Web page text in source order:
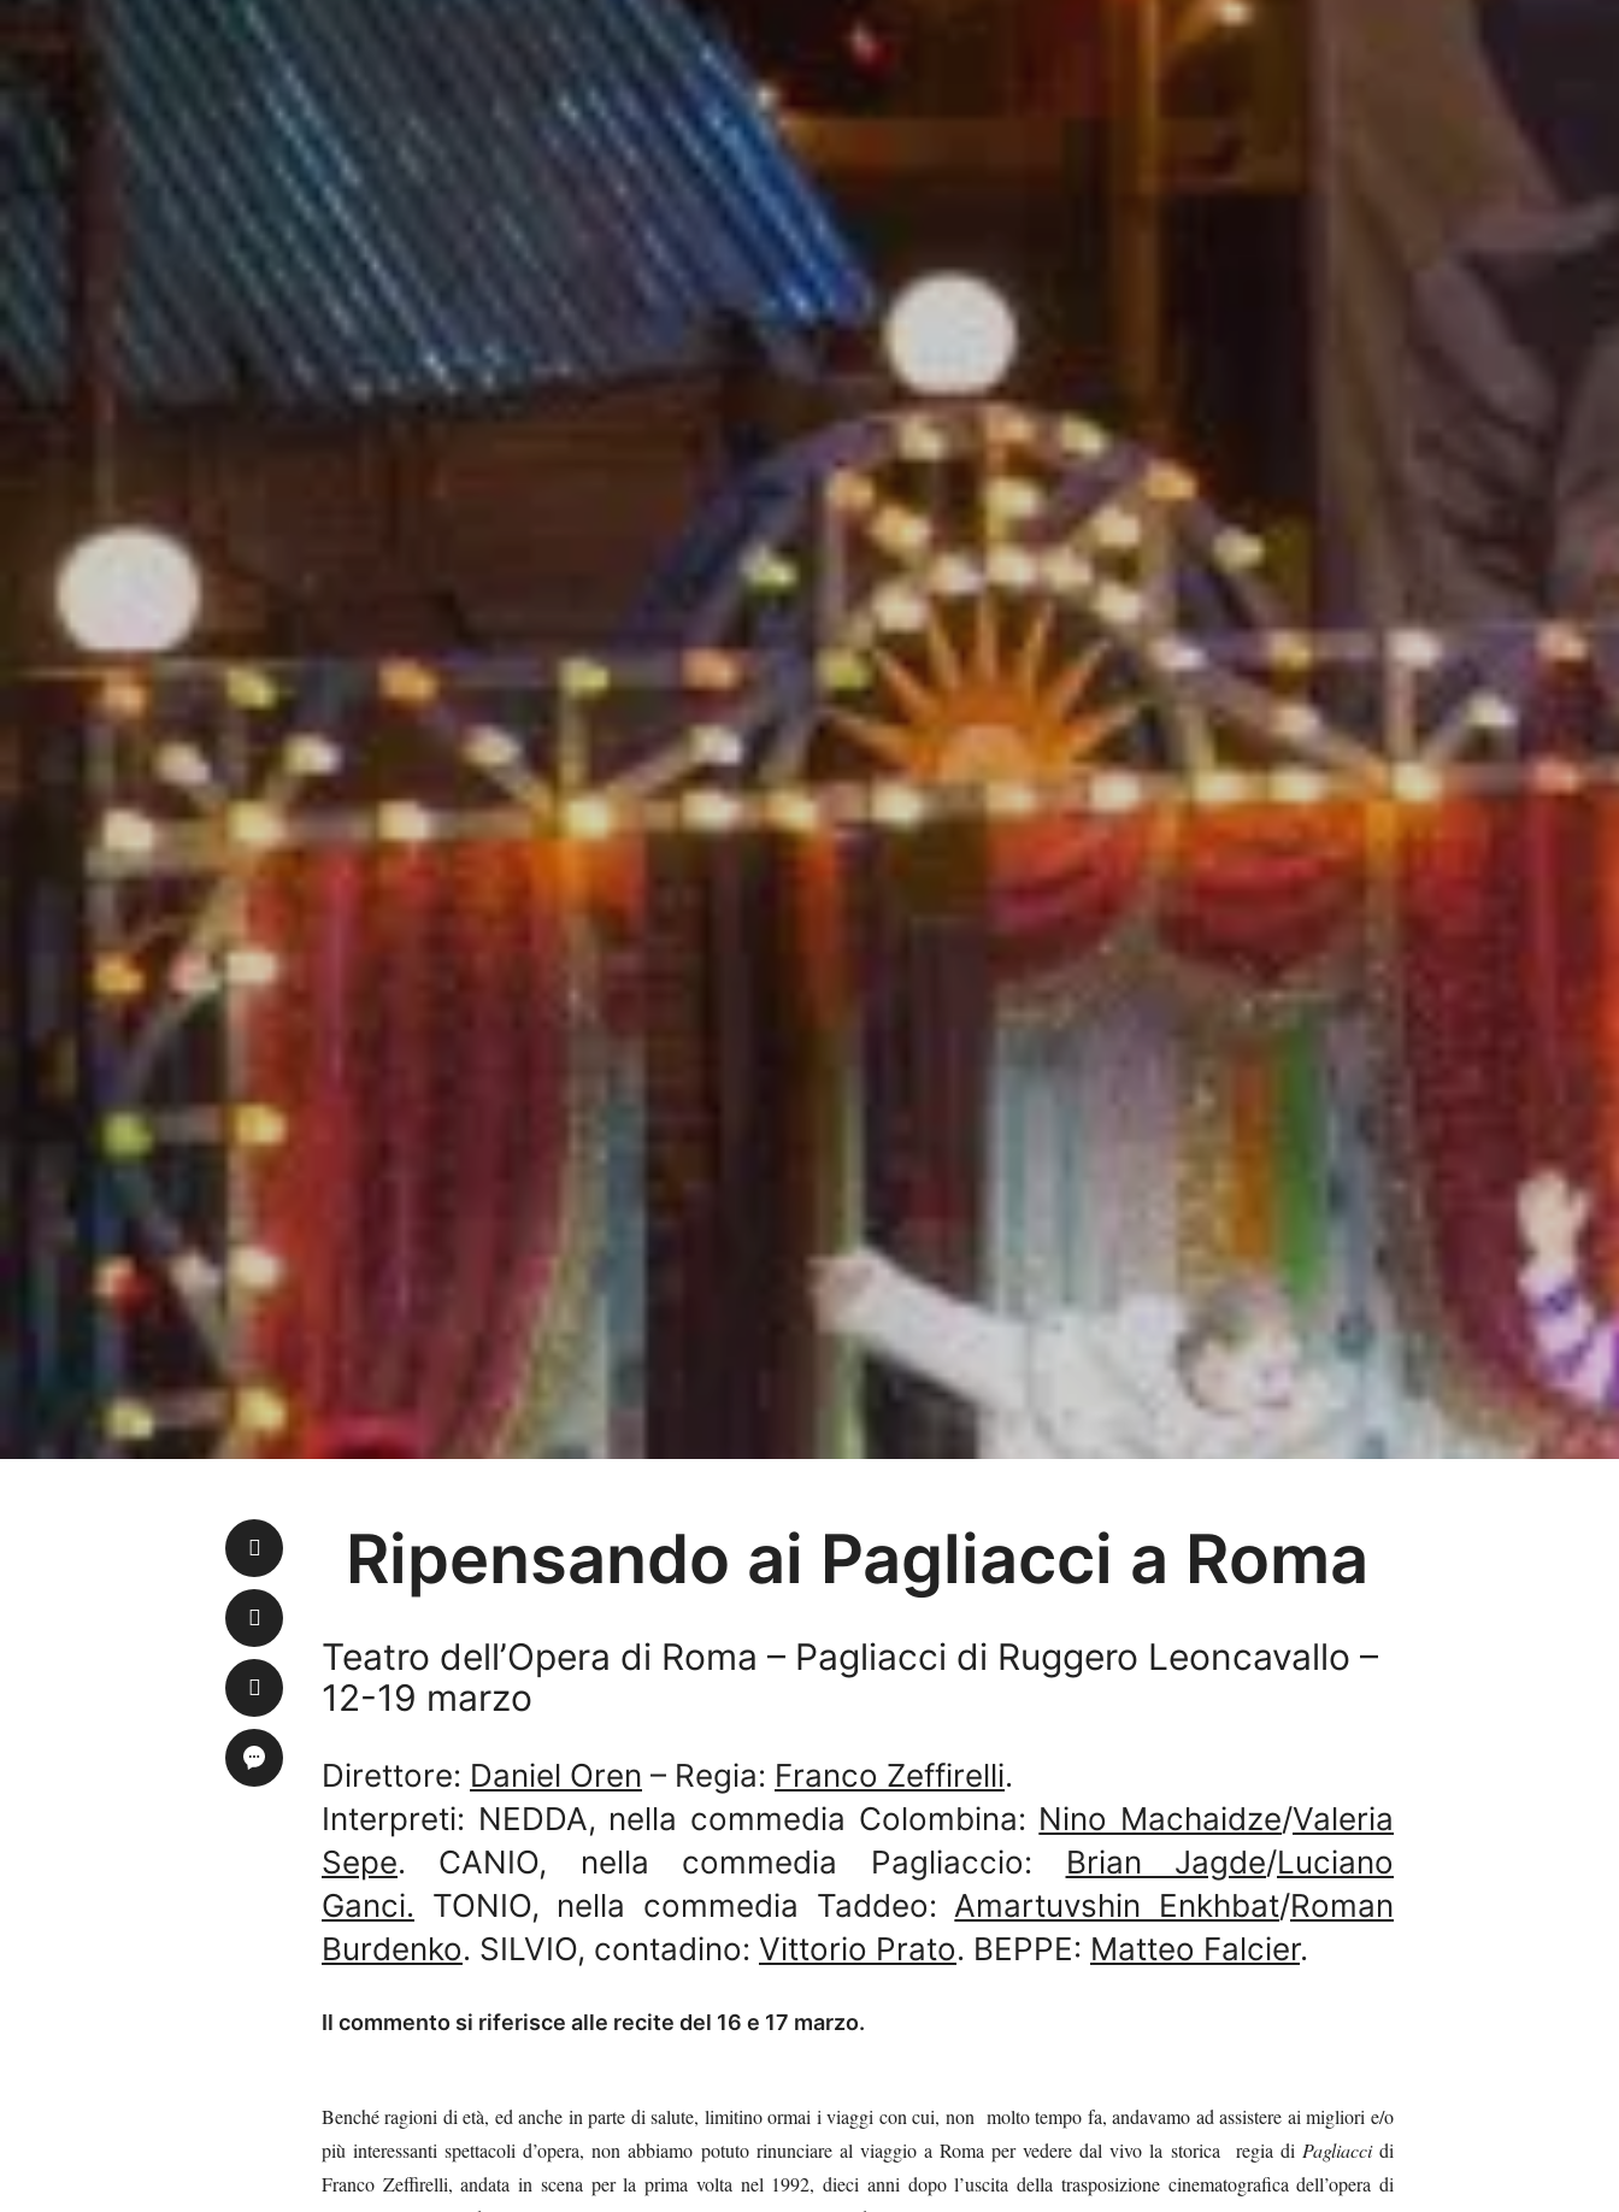
Ripensando ai Pagliacci a Roma
Teatro dell’Opera di Roma – Pagliacci di Ruggero Leoncavallo –
12-19 marzo
Direttore: Daniel Oren – Regia: Franco Zeffirelli.
Interpreti: NEDDA, nella commedia Colombina: Nino Machaidze/Valeria
Sepe. CANIO, nella commedia Pagliaccio: Brian Jagde/Luciano
Ganci. TONIO, nella commedia Taddeo: Amartuvshin Enkhbat/Roman
Burdenko. SILVIO, contadino: Vittorio Prato. BEPPE: Matteo Falcier.
Il commento si riferisce alle recite del 16 e 17 marzo.
Benché ragioni di età, ed anche in parte di salute, limitino ormai i viaggi con cui, non molto tempo fa, andavamo ad assistere ai migliori e/o
più interessanti spettacoli d’opera, non abbiamo potuto rinunciare al viaggio a Roma per vedere dal vivo la storica regia di Pagliaccidi
Franco Zeffirelli, andata in scena per la prima volta nel 1992, dieci anni dopo l’uscita della trasposizione cinematografica dell’opera di